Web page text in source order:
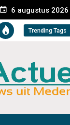
6 augustus 2026
Trending Tags